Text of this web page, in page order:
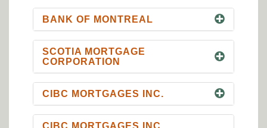
BANK OF MONTREAL
SCOTIA MORTGAGE
CORPORATION
CIBC MORTGAGES INC.
CIBC MORTGAGES INC.,